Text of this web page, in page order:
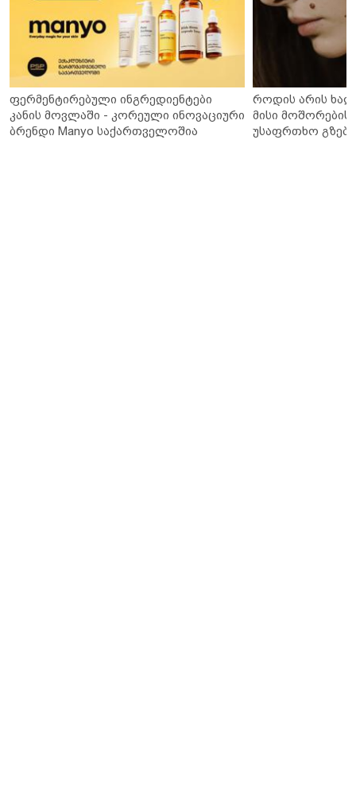
ფერმენტირებული ინგრედიენტები
კანის მოვლაში - კორეული ინოვაციური
ბრენდი Manyo საქართველოშია
როდის არის
მისი მოშორების
უსაფრთხო გზები